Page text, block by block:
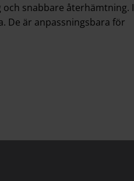
snabbare återhämtning. I
De är anpassningsbara för